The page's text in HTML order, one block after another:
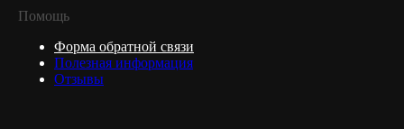
Помощь
Форма обратной связи
Полезная информация
Отзывы